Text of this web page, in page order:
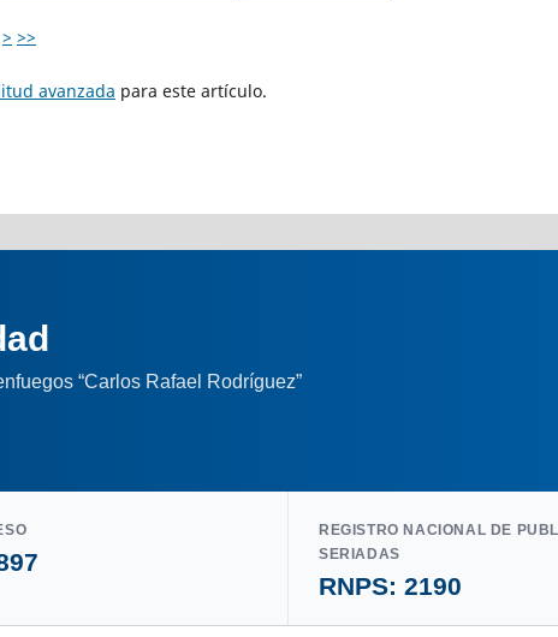
> >>
avanzada para este artículo.
“Carlos Rafael Rodríguez”
REGISTRO NACIONAL DE
SERIADAS
RNPS: 2190